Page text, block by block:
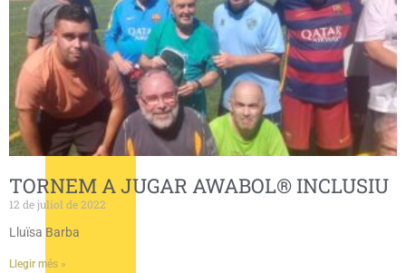
TORNEM A JUGAR AWABOL® INCLUSIU
12 de juliol de 2022
Lluïsa Barba
Llegir més »